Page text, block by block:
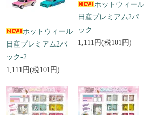
ホットウィール
日産プレミアム2パ
ック-2
1,111円(税101円)
ホットウィール
日産プレミアム2パ
ック
1,111円(税101円)